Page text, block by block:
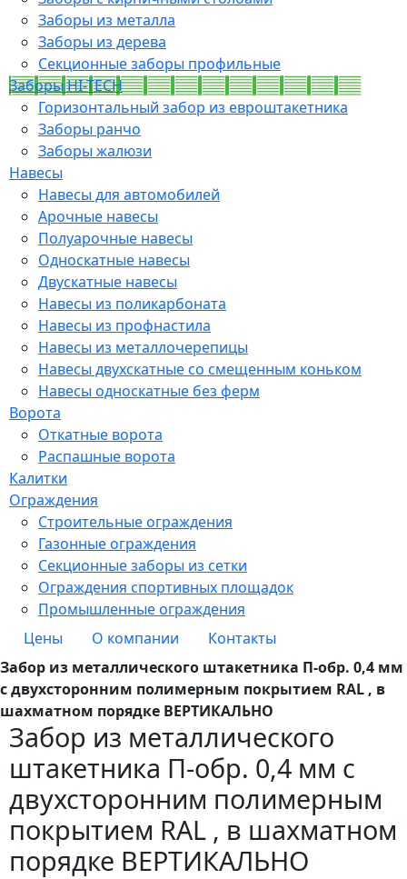
Заборы из металла
Заборы из дерева
Секционные заборы профильные
Заборы HI-TECH
Горизонтальный забор из евроштакетника
Заборы ранчо
Заборы жалюзи
Навесы
Навесы для автомобилей
Арочные навесы
Полуарочные навесы
Односкатные навесы
Двускатные навесы
Навесы из поликарбоната
Навесы из профнастила
Навесы из металлочерепицы
Навесы двухскатные со смещенным коньком
Навесы односкатные без ферм
Ворота
Откатные ворота
Распашные ворота
Калитки
Ограждения
Строительные ограждения
Газонные ограждения
Секционные заборы из сетки
Ограждения спортивных площадок
Промышленные ограждения
Цены
О компании
Контакты
Забор из металлического штакетника П-обр. 0,4 мм
с двухсторонним полимерным покрытием RAL , в
шахматном порядке ВЕРТИКАЛЬНО
Забор из металлического
штакетника П-обр. 0,4 мм с
двухсторонним полимерным
покрытием RAL , в шахматном
порядке ВЕРТИКАЛЬНО